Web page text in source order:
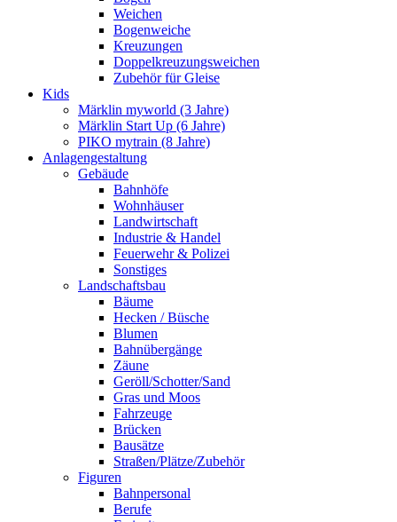
Weichen
Bogenweiche
Kreuzungen
Doppelkreuzungsweichen
Zubehör für Gleise
Kids
Märklin myworld (3 Jahre)
Märklin Start Up (6 Jahre)
PIKO mytrain (8 Jahre)
Anlagengestaltung
Gebäude
Bahnhöfe
Wohnhäuser
Landwirtschaft
Industrie & Handel
Feuerwehr & Polizei
Sonstiges
Landschaftsbau
Bäume
Hecken / Büsche
Blumen
Bahnübergänge
Zäune
Geröll/Schotter/Sand
Gras und Moos
Fahrzeuge
Brücken
Bausätze
Straßen/Plätze/Zubehör
Figuren
Bahnpersonal
Berufe